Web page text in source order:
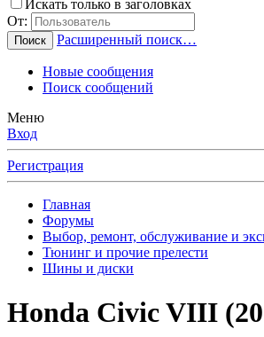
Искать только в заголовках
От:
Поиск Расширенный поиск…
Новые сообщения
Поиск сообщений
Меню
Вход
Регистрация
Главная
Форумы
Выбор, ремонт, обслуживание и
Тюнинг и прочие прелести
Шины и диски
Honda Civic VIII